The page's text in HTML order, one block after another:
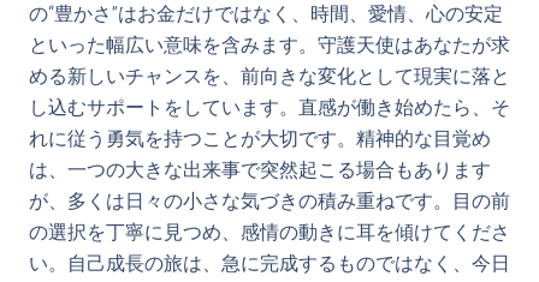
の“豊かさ”はお金だけではなく、時間、愛情、心の安定
といった幅広い意味を含みます。守護天使はあなたが求
める新しいチャンスを、前向きな変化として現実に落と
し込むサポートをしています。直感が働き始めたら、そ
れに従う勇気を持つことが大切です。精神的な目覚め
は、一つの大きな出来事で突然起こる場合もあります
が、多くは日々の小さな気づきの積み重ねです。目の前
の選択を丁寧に見つめ、感情の動きに耳を傾けてくださ
い。自己成長の旅は、急に完成するものではなく、今日